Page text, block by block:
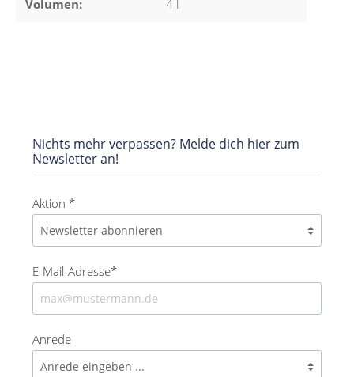
Volumen: 4 l
Nichts mehr verpassen? Melde dich hier zum
Newsletter an!
Aktion *
E-Mail-Adresse*
Anrede